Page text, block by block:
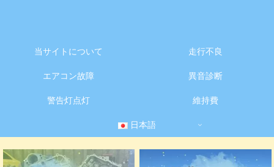
当サイトについて 走行不良
エアコン故障 異音診断
警告灯点灯 維持費
日本語